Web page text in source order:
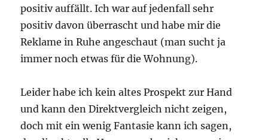
positiv auffällt. Ich war auf jedenfall sehr
positiv davon überrascht und habe mir die
Reklame in Ruhe angeschaut (man sucht ja
immer noch etwas für die Wohnung).
Leider habe ich kein altes Prospekt zur Hand
und kann den Direktvergleich nicht zeigen,
doch mit ein wenig Fantasie kann ich sagen,